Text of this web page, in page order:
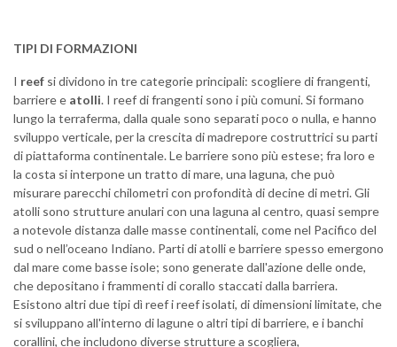
TIPI DI FORMAZIONI
I reef si dividono in tre categorie principali: scogliere di frangenti,
barriere e atolli. I reef di frangenti sono i più comuni. Si formano
lungo la terraferma, dalla quale sono separati poco o nulla, e hanno
sviluppo verticale, per la crescita di madrepore costruttrici su parti
di piattaforma continentale. Le barriere sono più estese; fra loro e
la costa si interpone un tratto di mare, una laguna, che può
misurare parecchi chilometri con profondità di decine di metri. Gli
atolli sono strutture anulari con una laguna al centro, quasi sempre
a notevole distanza dalle masse continentali, come nel Pacifico del
sud o nell’oceano Indiano. Parti di atolli e barriere spesso emergono
dal mare come basse isole; sono generate dall'azione delle onde,
che depositano i frammenti di corallo staccati dalla barriera.
Esistono altri due tipi dì reef i reef isolati, di dimensioni limitate, che
si sviluppano all'interno di lagune o altri tipi di barriere, e i banchi
corallini, che includono diverse strutture a scogliera,